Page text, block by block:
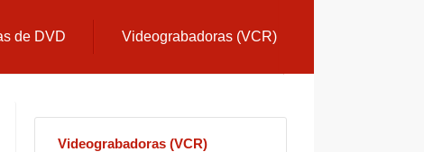
de DVD Videograbadoras (VCR)
Videograbadoras (VCR)